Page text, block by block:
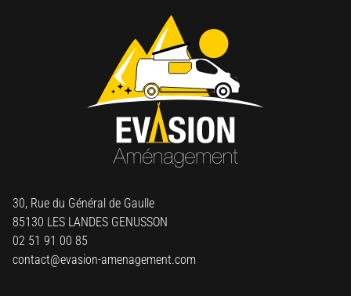
30, Rue du Général de Gaulle
85130 LES LANDES GENUSSON
02 51 91 00 85
contact@evasion-amenagement.com